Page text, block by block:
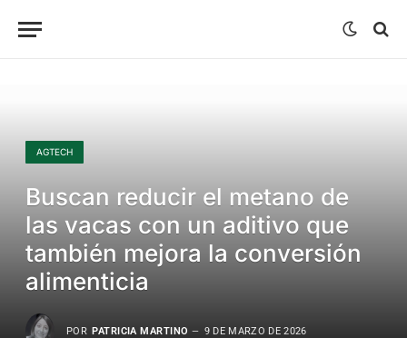
AGTECH
Buscan reducir el metano de
las vacas con un aditivo que
también mejora la conversión
alimenticia
POR PATRICIA MARTINO 9 DE MARZO DE 2026